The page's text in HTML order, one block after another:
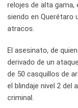
relojes de alta gama,
siendo en Querétaro
atracos.
El asesinato, de
derivado de un
de 50 casquillos de
el blindaje nivel 2 del
criminal.